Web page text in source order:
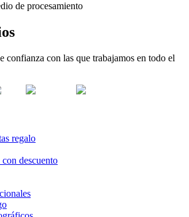
de procesamiento
confianza con las que trabajamos en todo el
regalo
descuento